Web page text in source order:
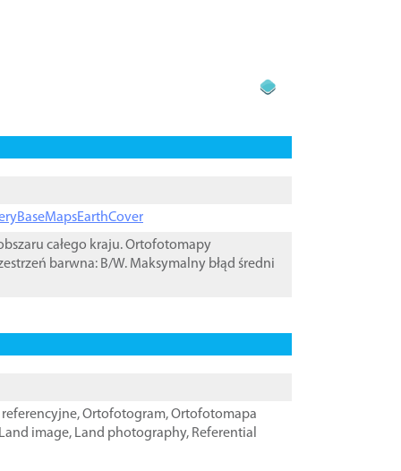
całego kraju. Ortofotomapy
barwna: B/W. Maksymalny błąd średni
,Ortofotogram,Ortofotomapa
image, Land photography, Referential